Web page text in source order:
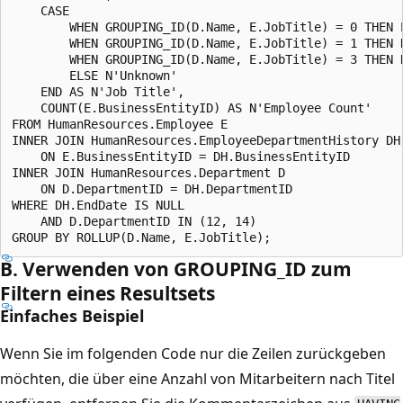
    CASE
WHEN GROUPING_ID(D.Name, E.JobTitle) = 0 THEN
WHEN GROUPING_ID(D.Name, E.JobTitle) = 1 THEN
WHEN GROUPING_ID(D.Name, E.JobTitle) = 3 THEN
        ELSE N'Unknown'
    END AS N'Job Title',
    COUNT(E.BusinessEntityID) AS N'Employee Count'
FROM HumanResources.Employee E
INNER JOIN HumanResources.EmployeeDepartmentHistory DH
    ON E.BusinessEntityID = DH.BusinessEntityID
INNER JOIN HumanResources.Department D
    ON D.DepartmentID = DH.DepartmentID
WHERE DH.EndDate IS NULL
    AND D.DepartmentID IN (12, 14)
B. Verwenden von GROUPING_ID zum
Filtern eines Resultsets
Einfaches Beispiel
Wenn Sie im folgenden Code nur die Zeilen zurückgeben
möchten, die über eine Anzahl von Mitarbeitern nach Titel